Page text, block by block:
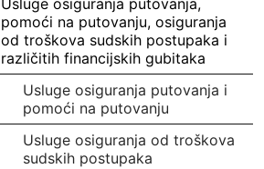
Usluge osiguranja putovanja,
pomoći na putovanju, osiguranja
od troškova sudskih postupaka i
različitih financijskih gubitaka
Usluge osiguranja putovanja i
pomoći na putovanju
Usluge osiguranja od troškova
sudskih postupaka